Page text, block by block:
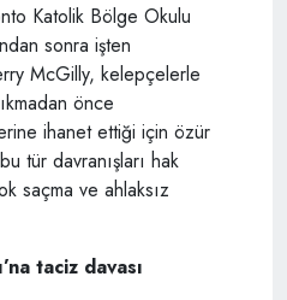
Katolik Bölge Okulu
sonra işten
McGilly, kelepçelerle
önce
ihanet ettiği için özür
tür davranışları hak
saçma ve ahlaksız
taciz davası